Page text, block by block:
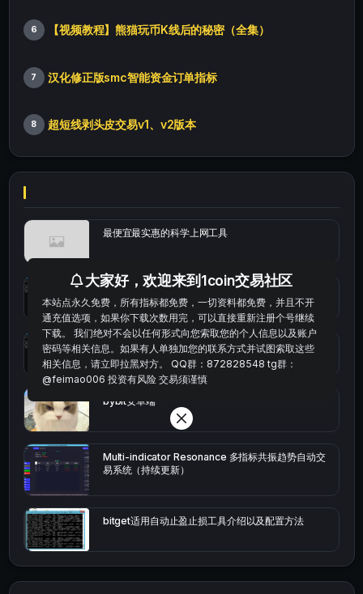
6 【视频教程】熊猫玩币K线后的秘密（全集）
7 汉化修正版smc智能资金订单指标
8 超短线剥头皮交易v1、v2版本
最便宜最实惠的科学上网工具
统计涨跌幅的python代码
okx的短线量化的免费版本
bybit安卓端
Multi-indicator Resonance 多指标共振趋势自动交
易系统（持续更新）
bitget适用自动止盈止损工具介绍以及配置方法
大家好，欢迎来到1coin交易社区
本站点永久免费，所有指标都免费，一切资料都免费，并且不开
通充值选项，如果你下载次数用完，可以直接重新注册个号继续
下载。 我们绝对不会以任何形式向您索取您的个人信息以及账户
密码等相关信息。如果有人单独加您的联系方式并试图索取这些
相关信息，请立即拉黑对方。 QQ群：872828548 tg群：
@feimao006 投资有风险 交易须谨慎